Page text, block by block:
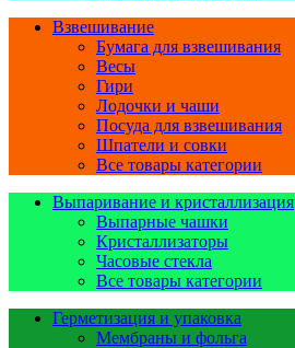
Взвешивание
Бумага для взвешивания
Весы
Гири
Лодочки и чаши
Посуда для взвешивания
Шпатели и совки
Все товары категории
Выпаривание и кристаллизация
Выпарные чашки
Кристаллизаторы
Часовые стекла
Все товары категории
Герметизация и упаковка
Мембраны и фольга